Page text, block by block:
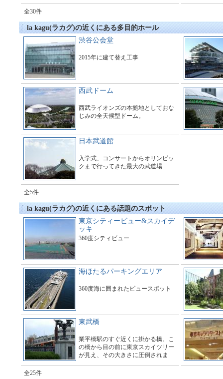
全30件
la kagu(ラカグ)の近くにある多目的ホール
渋谷公会堂
2015年に建て替え工事
西武ドーム
西武ライオンズの本拠地としておな
じみの全天候型ドーム。
日本武道館
入学式、コンサートからオリンピッ
クまで行ってきた最大の武道場
全5件
la kagu(ラカグ)の近くにある話題のスポット
東京シティービュー&スカイデ
ッキ
360度シティビュー
海ほたるパーキングエリア
360度海に囲まれたビュースポット
東武橋
業平橋駅のすぐ近くに掛かる橋。こ
の橋から目の前に東京スカイツリー
が見え、その大きさに圧倒されま
全25件